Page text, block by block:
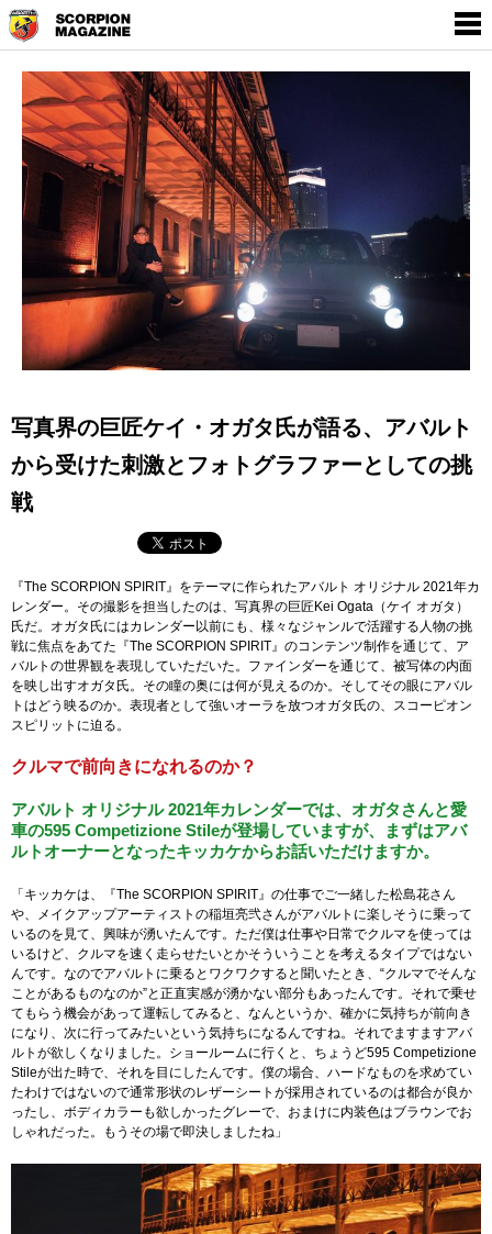
THE WORLD OF
EMPOWERMENT BY
ABARTH
写真界の巨匠ケイ・オガタ氏が語る、アバルト
から受けた刺激とフォトグラファーとしての挑
戦
『The SCORPION SPIRIT』をテーマに作られたアバルト オリジナル 2021年カ
レンダー。その撮影を担当したのは、写真界の巨匠Kei Ogata（ケイ オガタ）
氏だ。オガタ氏にはカレンダー以前にも、様々なジャンルで活躍する人物の挑
戦に焦点をあてた『The SCORPION SPIRIT』のコンテンツ制作を通じて、ア
バルトの世界観を表現していただいた。ファインダーを通じて、被写体の内面
を映し出すオガタ氏。その瞳の奥には何が見えるのか。そしてその眼にアバル
トはどう映るのか。表現者として強いオーラを放つオガタ氏の、スコーピオン
スピリットに迫る。
クルマで前向きになれるのか？
アバルト オリジナル 2021年カレンダーでは、オガタさんと愛
車の595 Competizione Stileが登場していますが、まずはアバ
ルトオーナーとなったキッカケからお話いただけますか。
「キッカケは、『The SCORPION SPIRIT』の仕事でご一緒した松島花さん
や、メイクアップアーティストの稲垣亮弐さんがアバルトに楽しそうに乗って
いるのを見て、興味が湧いたんです。ただ僕は仕事や日常でクルマを使っては
いるけど、クルマを速く走らせたいとかそういうことを考えるタイプではない
んです。なのでアバルトに乗るとワクワクすると聞いたとき、“クルマでそんな
ことがあるものなのか”と正直実感が湧かない部分もあったんです。それで乗せ
てもらう機会があって運転してみると、なんというか、確かに気持ちが前向き
になり、次に行ってみたいという気持ちになるんですね。それでますますアバ
ルトが欲しくなりました。ショールームに行くと、ちょうど595 Competizione
Stileが出た時で、それを目にしたんです。僕の場合、ハードなものを求めてい
たわけではないので通常形状のレザーシートが採用されているのは都合が良か
ったし、ボディカラーも欲しかったグレーで、おまけに内装色はブラウンでお
しゃれだった。もうその場で即決しましたね」